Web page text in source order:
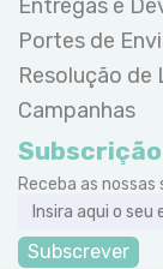
Entregas e
Portes de
Resolução de
Campanhas
Receba as
Subscrever